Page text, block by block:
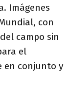
Imágenes
con
campo sin
el
en conjunto y